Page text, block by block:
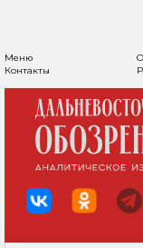
Меню
Контакты